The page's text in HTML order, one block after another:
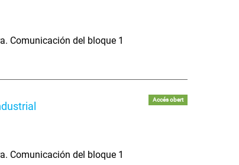
Comunicación del bloque 1
Accés obert
Comunicación del bloque 1